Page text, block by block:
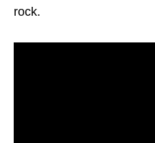
rock.